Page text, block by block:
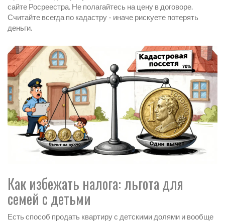
сайте Росреестра. Не полагайтесь на цену в договоре.
Считайте всегда по кадастру - иначе рискуете потерять
деньги.
Как избежать налога: льгота для
семей с детьми
Есть способ продать квартиру с детскими долями и вообще